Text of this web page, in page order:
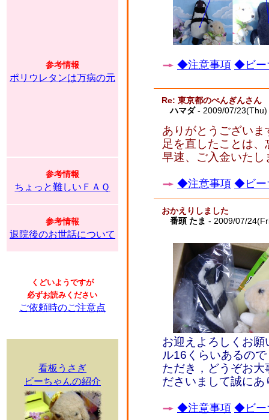
参考情報
ポリウレタンは万病の元
参考情報
ちょっと難しいＦＡＱ
参考情報
退院後のお世話について
くどいようですが
必ずお読みください
ご依頼時のご注意点
看板うさぎ
ビーちゃんの紹介
◆注意事項 ◆ビー
Re: 東京都のぺんぎんさん
ハマダ- 2009/07/
ありがとうございま
足を直したことは
早速、ご入金いた
◆注意事項 ◆ビー
おかえりしました
番頭 たま - 2009/07/
お迎えよろしくお
ル16くらいあるの
ただき，どうぞお
ださいまして誠に
◆注意事項 ◆ビー